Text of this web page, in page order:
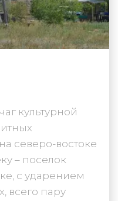
культурной
северо-востоке
– поселок
с ударением
всего пару